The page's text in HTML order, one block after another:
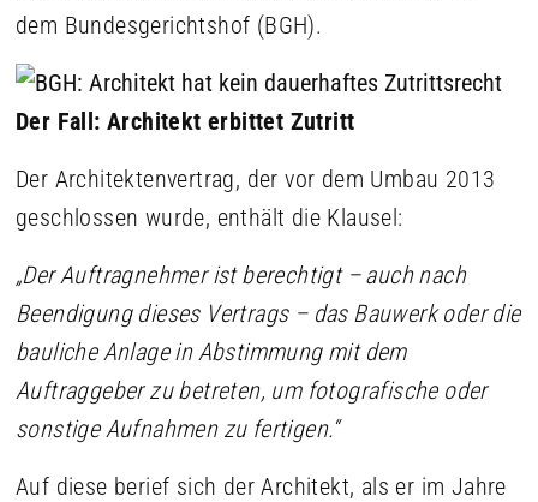
dem Bundesgerichtshof (BGH).
Der Fall: Architekt erbittet Zutritt
Der Architektenvertrag, der vor dem Umbau 2013
geschlossen wurde, enthält die Klausel:
„Der Auftragnehmer ist berechtigt – auch nach
Beendigung dieses Vertrags – das Bauwerk oder die
bauliche Anlage in Abstimmung mit dem
Auftraggeber zu betreten, um fotografische oder
sonstige Aufnahmen zu fertigen.“
Auf diese berief sich der Architekt, als er im Jahre